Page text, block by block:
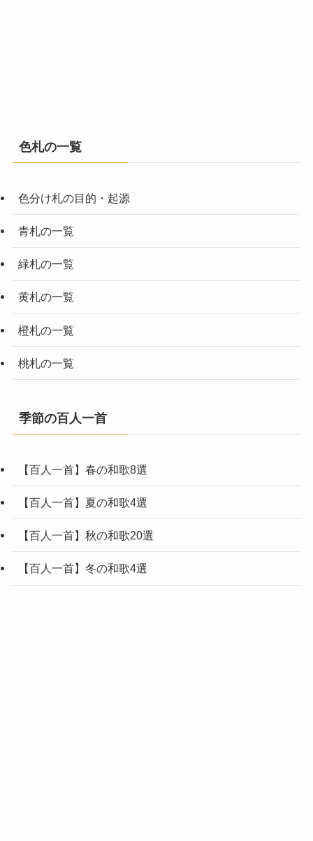
色札の一覧
色分け札の目的・起源
青札の一覧
緑札の一覧
黄札の一覧
橙札の一覧
桃札の一覧
季節の百人一首
【百人一首】春の和歌8選
【百人一首】夏の和歌4選
【百人一首】秋の和歌20選
【百人一首】冬の和歌4選